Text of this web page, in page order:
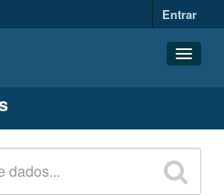
Entrar